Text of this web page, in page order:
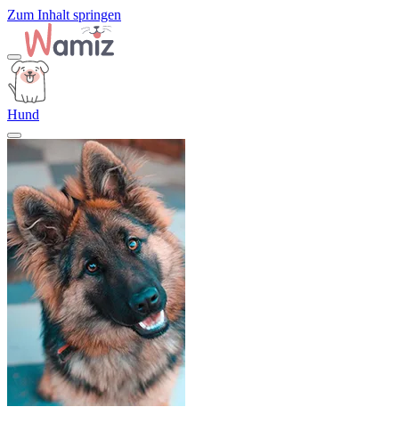
Zum Inhalt springen
Hund